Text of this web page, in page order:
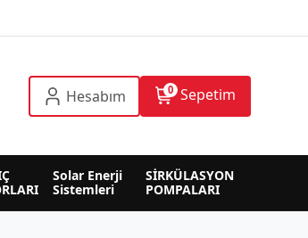
Hesabım 0 Sepetim
Solar Enerji
Sistemleri
SİRKÜLASYON
POMPALARI